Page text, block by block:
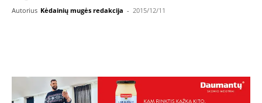
Autorius Kėdainių mugės redakcija - 2015/12/11